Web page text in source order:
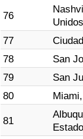
76
Unidos
77
78
San
79
San
80
81